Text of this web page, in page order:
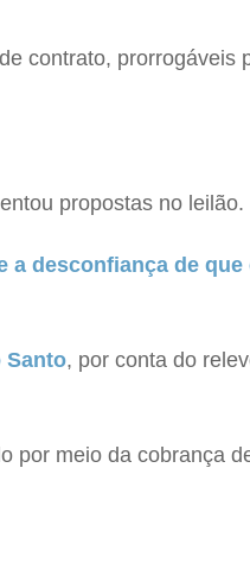
contrato, prorrogáveis
propostas no leilão.
a desconfiança de
Santo, por conta do
por meio da cobrança